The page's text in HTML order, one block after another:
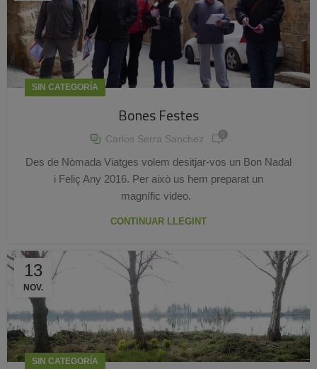
SIN CATEGORÍA
Bones Festes
Carlos Serra Sanchez
Des de Nòmada Viatges volem desitjar-vos un Bon Nadal
i Feliç Any 2016. Per això us hem preparat un
magnífic video.
CONTINUAR LLEGINT
13
NOV.
SIN CATEGORÍA